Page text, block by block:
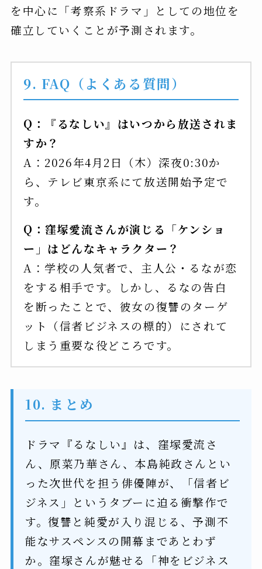
を中心に「考察系ドラマ」としての地位を
確立していくことが予測されます。
9. FAQ（よくある質問）
Q：『るなしい』はいつから放送されま
すか？
A：2026年4月2日（木）深夜0:30か
ら、テレビ東京系にて放送開始予定で
す。
Q：窪塚愛流さんが演じる「ケンショ
ー」はどんなキャラクター？
A：学校の人気者で、主人公・るなが恋
をする相手です。しかし、るなの告白
を断ったことで、彼女の復讐のターゲ
ット（信者ビジネスの標的）にされて
しまう重要な役どころです。
10. まとめ
ドラマ『るなしい』は、窪塚愛流さ
ん、原菜乃華さん、本島純政さんとい
った次世代を担う俳優陣が、「信者ビ
ジネス」というタブーに迫る衝撃作で
す。復讐と純愛が入り混じる、予測不
能なサスペンスの開幕まであとわず
か。窪塚さんが魅せる「神をビジネス